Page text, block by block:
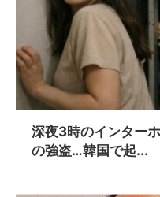
深夜3時のインター
の強盗…韓国で起...